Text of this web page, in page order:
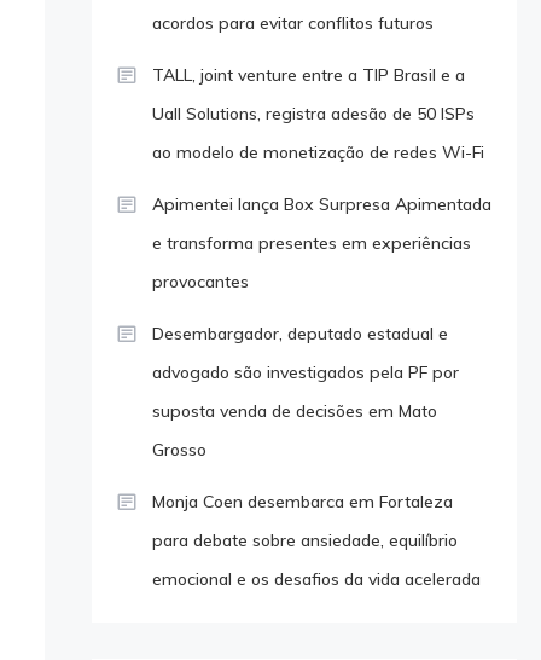
acordos para evitar conflitos futuros
TALL, joint venture entre a TIP Brasil e a
Uall Solutions, registra adesão de 50 ISPs
ao modelo de monetização de redes Wi-Fi
Apimentei lança Box Surpresa Apimentada
e transforma presentes em experiências
provocantes
Desembargador, deputado estadual e
advogado são investigados pela PF por
suposta venda de decisões em Mato
Grosso
Monja Coen desembarca em Fortaleza
para debate sobre ansiedade, equilíbrio
emocional e os desafios da vida acelerada